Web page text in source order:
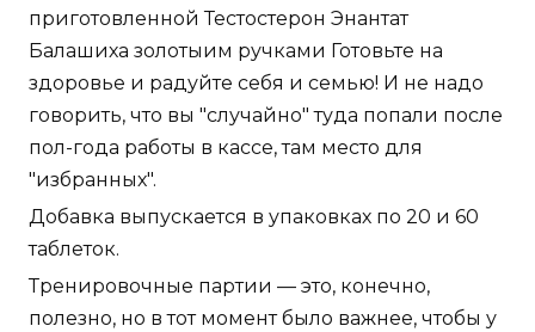
приготовленной Тестостерон Энантат
Балашиха золотыим ручками Готовьте на
здоровье и радуйте себя и семью! И не надо
говорить, что вы "случайно" туда попали после
пол-года работы в кассе, там место для
"избранных".
Добавка выпускается в упаковках по 20 и 60
таблеток.
Тренировочные партии — это, конечно,
полезно, но в тот момент было важнее, чтобы у